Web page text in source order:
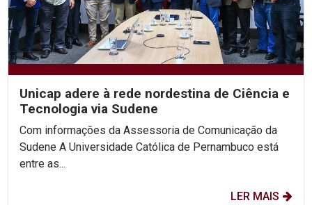
Unicap adere à rede nordestina de Ciência e
Tecnologia via Sudene
Com informações da Assessoria de Comunicação da
Sudene A Universidade Católica de Pernambuco está
entre as...
LER MAIS